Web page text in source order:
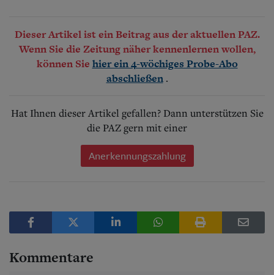
Dieser Artikel ist ein Beitrag aus der aktuellen PAZ.
Wenn Sie die Zeitung näher kennenlernen wollen,
können Sie hier ein 4-wöchiges Probe-Abo
abschließen .
Hat Ihnen dieser Artikel gefallen? Dann unterstützen Sie
die PAZ gern mit einer
Anerkennungszahlung
Kommentare